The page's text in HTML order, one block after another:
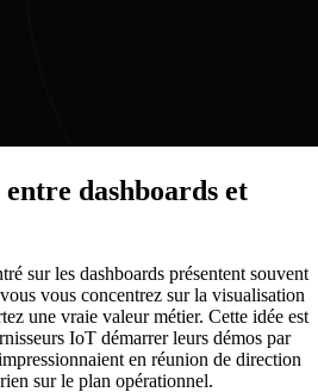
dashboards et
sur les dashboards présentent souvent
vous concentrez sur la visualisation
une vraie valeur métier. Cette idée est
IoT démarrer leurs démos par
en réunion de direction
sur le plan opérationnel.